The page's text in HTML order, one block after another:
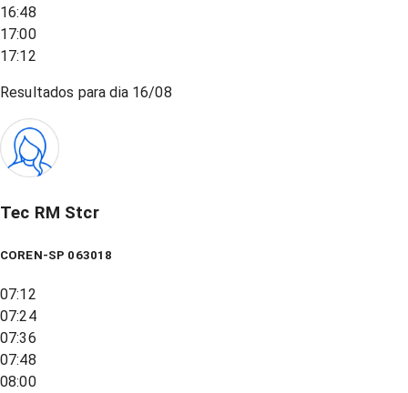
16:48
17:00
17:12
Resultados para dia 16/08
Tec RM Stcr
COREN-SP 063018
07:12
07:24
07:36
07:48
08:00